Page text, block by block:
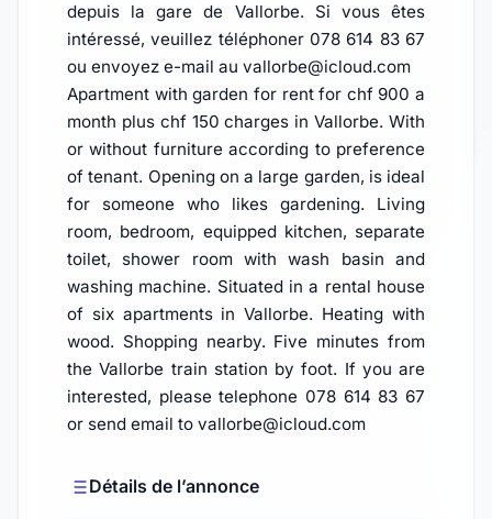
depuis la gare de Vallorbe. Si vous êtes
intéressé, veuillez téléphoner 078 614 83 67
ou envoyez e-mail au vallorbe@icloud.com
Apartment with garden for rent for chf 900 a
month plus chf 150 charges in Vallorbe. With
or without furniture according to preference
of tenant. Opening on a large garden, is ideal
for someone who likes gardening. Living
room, bedroom, equipped kitchen, separate
toilet, shower room with wash basin and
washing machine. Situated in a rental house
of six apartments in Vallorbe. Heating with
wood. Shopping nearby. Five minutes from
the Vallorbe train station by foot. If you are
interested, please telephone 078 614 83 67
or send email to vallorbe@icloud.com
Détails de l’annonce